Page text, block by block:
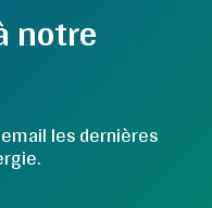
notre
les dernières